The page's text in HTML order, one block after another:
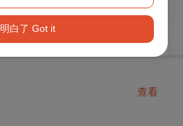
明白了 Got it
查看